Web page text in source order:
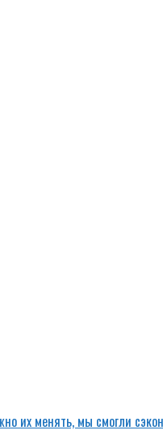
их менять, мы смогли